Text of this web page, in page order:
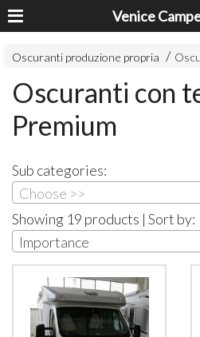
Venice
Oscuranti produzione propria
Oscuranti con
Premium
Sub categories:
Choose >>
Showing 19 products | Sort by:
Importance